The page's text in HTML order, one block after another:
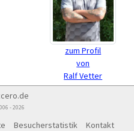
zum Profil
von
Ralf Vetter
- 2026
Besucherstatistik
Kontakt